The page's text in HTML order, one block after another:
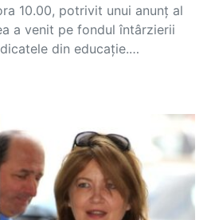
10.00, potrivit unui anunț al
a venit pe fondul întârzierii
din educație.…